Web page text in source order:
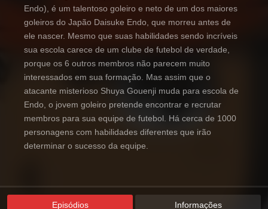
Endo), é um talentoso goleiro e neto de um dos maiores
goleiros do Japão Daisuke Endo, que morreu antes de
ele nascer. Mesmo que suas habilidades sendo incríveis
sua escola carece de um clube de futebol de verdade,
porque os 6 outros membros não parecem muito
interessados em sua formação. Mas assim que o
atacante misterioso Shuya Gouenji muda para escola de
Endo, o jovem goleiro pretende encontrar e recrutar
membros para sua equipe de futebol. Há cerca de 1000
personagens com habilidades diferentes que irão
determinar o sucesso da equipe.
Episódios Informações